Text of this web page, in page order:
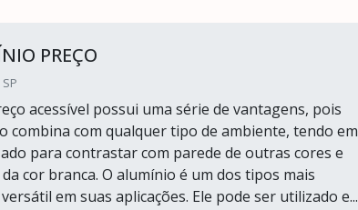
PREÇO
acessível possui uma série de vantagens, pois
combina com qualquer tipo de ambiente, tendo em
para contrastar com parede de outras cores e
cor branca. O alumínio é um dos tipos mais
em suas aplicações. Ele pode ser utilizado e...